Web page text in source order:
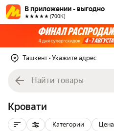
В приложении - выгодно
★★★★★ (700К)
Ташкент • Укажите адрес
Кровати
Категории Цена